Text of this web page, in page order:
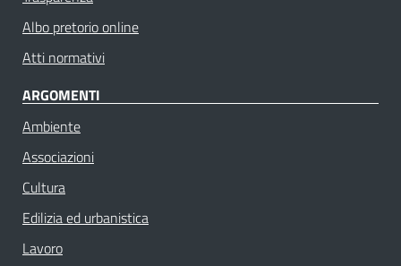
Albo pretorio online
Atti normativi
ARGOMENTI
Ambiente
Associazioni
Cultura
Edilizia ed urbanistica
Lavoro